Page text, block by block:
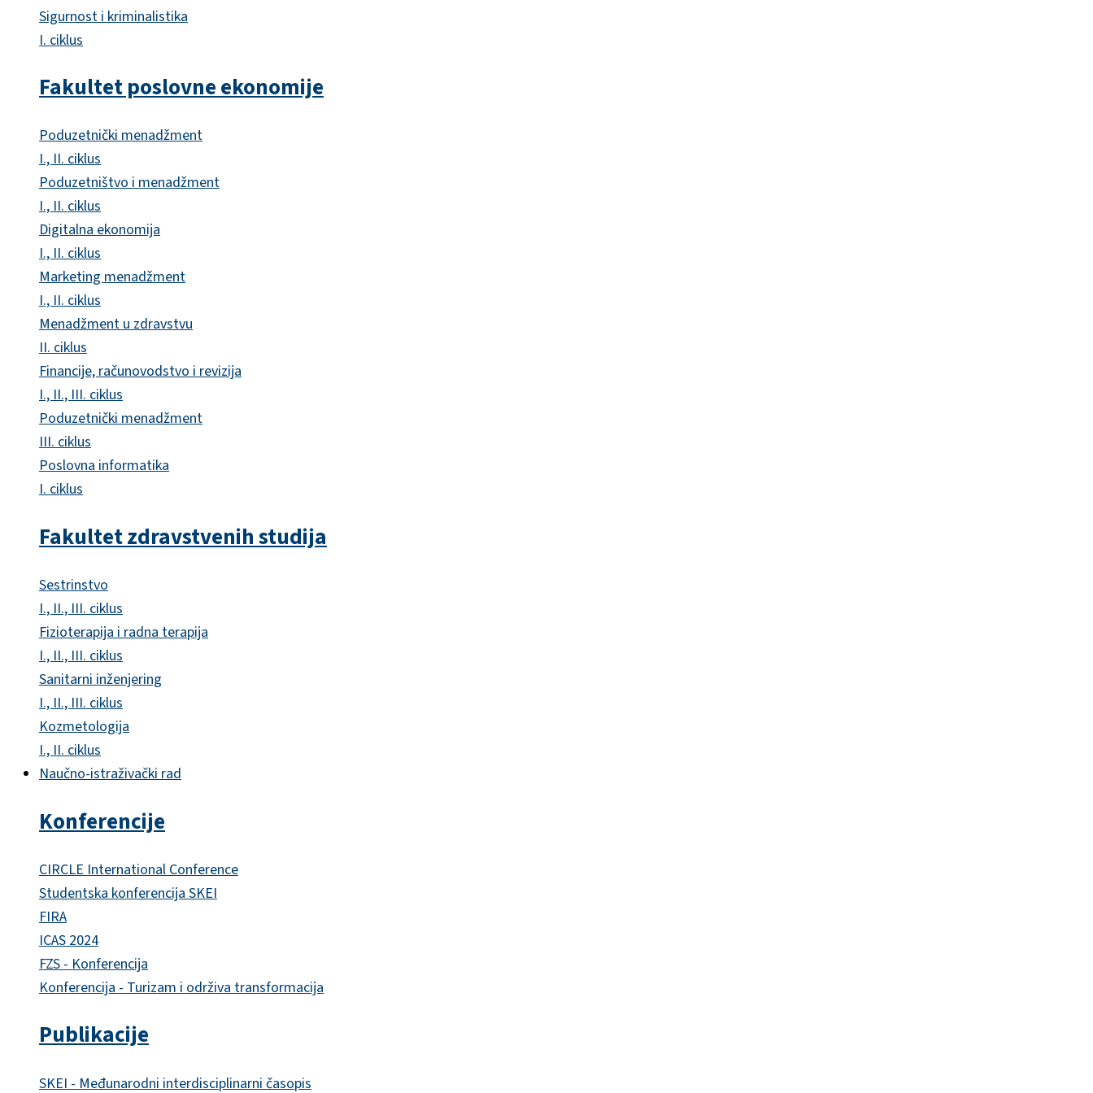
Sigurnost i kriminalistika
I. ciklus
Fakultet poslovne ekonomije
Poduzetnički menadžment
I., II. ciklus
Poduzetništvo i menadžment
I., II. ciklus
Digitalna ekonomija
I., II. ciklus
Marketing menadžment
I., II. ciklus
Menadžment u zdravstvu
II. ciklus
Financije, računovodstvo i revizija
I., II., III. ciklus
Poduzetnički menadžment
III. ciklus
Poslovna informatika
I. ciklus
Fakultet zdravstvenih studija
Sestrinstvo
I., II., III. ciklus
Fizioterapija i radna terapija
I., II., III. ciklus
Sanitarni inženjering
I., II., III. ciklus
Kozmetologija
I., II. ciklus
Naučno-istraživački rad
Konferencije
CIRCLE International Conference
Studentska konferencija SKEI
FIRA
ICAS 2024
FZS - Konferencija
Konferencija - Turizam i održiva transformacija
Publikacije
SKEI - Međunarodni interdisciplinarni časopis